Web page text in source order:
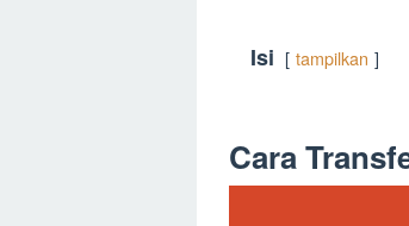
Isi tampilkan
Cara